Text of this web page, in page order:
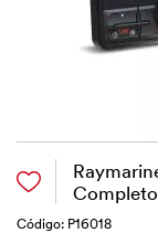
Código: P16018